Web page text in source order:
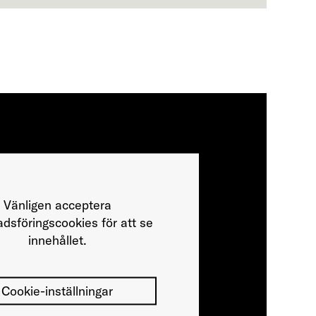
Vänligen acceptera
för att se
innehållet.
Cookie-inställningar